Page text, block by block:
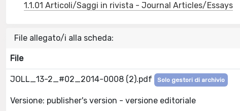
1.1.01 Articoli/Saggi in rivista - Journal Articles/Essays
File allegato/i alla scheda:
File
JOLL_13-2_#02_2014-0008 (2).pdf Solo gestori di archivio
Versione: publisher's version - versione editoriale